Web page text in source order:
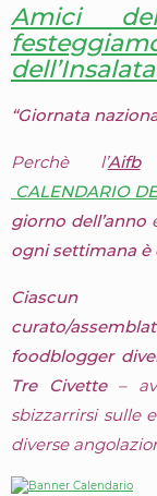
Amici
“Giornata
Perchè l’Aifb
CALENDARIO
giorno dell’anno
ogni settimana è
curato/
foodblogger
Tre Civette–
sbizzarrirsi sulle
diverse